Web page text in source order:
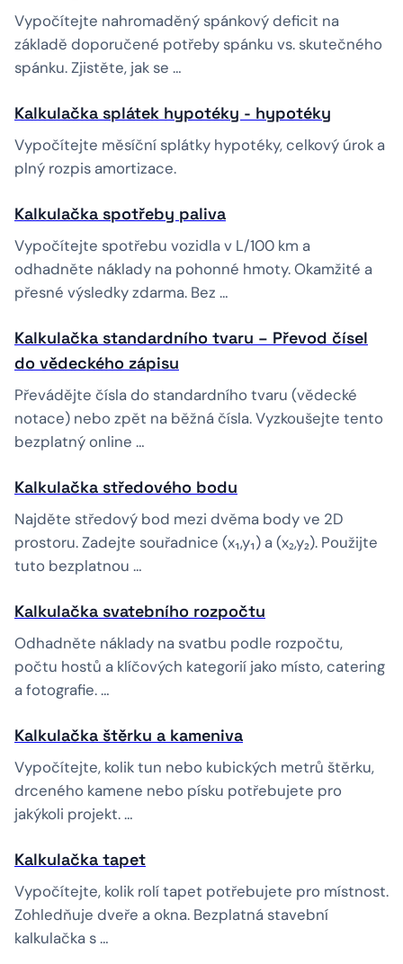
Vypočítejte nahromaděný spánkový deficit na
základě doporučené potřeby spánku vs. skutečného
spánku. Zjistěte, jak se …
Kalkulačka splátek hypotéky - hypotéky
Vypočítejte měsíční splátky hypotéky, celkový úrok a
plný rozpis amortizace.
Kalkulačka spotřeby paliva
Vypočítejte spotřebu vozidla v L/100 km a
odhadněte náklady na pohonné hmoty. Okamžité a
přesné výsledky zdarma. Bez …
Kalkulačka standardního tvaru – Převod čísel
do vědeckého zápisu
Převádějte čísla do standardního tvaru (vědecké
notace) nebo zpět na běžná čísla. Vyzkoušejte tento
bezplatný online …
Kalkulačka středového bodu
Najděte středový bod mezi dvěma body ve 2D
prostoru. Zadejte souřadnice (x₁,y₁) a (x₂,y₂). Použijte
tuto bezplatnou …
Kalkulačka svatebního rozpočtu
Odhadněte náklady na svatbu podle rozpočtu,
počtu hostů a klíčových kategorií jako místo, catering
a fotografie. …
Kalkulačka štěrku a kameniva
Vypočítejte, kolik tun nebo kubických metrů štěrku,
drceného kamene nebo písku potřebujete pro
jakýkoli projekt. …
Kalkulačka tapet
Vypočítejte, kolik rolí tapet potřebujete pro místnost.
Zohledňuje dveře a okna. Bezplatná stavební
kalkulačka s …